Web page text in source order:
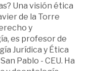
Una visión ética
de la Torre
y
es profesor de
Jurídica y Ética
Pablo - CEU. Ha